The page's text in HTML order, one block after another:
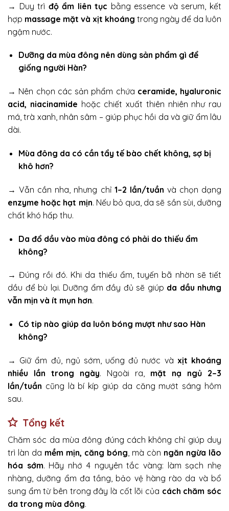
→ Duy trì độ ẩm liên tục bằng essence và serum, kết
hợp massage mặt và xịt khoáng trong ngày để da luôn
ngậm nước.
Dưỡng da mùa đông nên dùng sản phẩm gì để
giống người Hàn?
→ Nên chọn các sản phẩm chứa ceramide, hyaluronic
acid, niacinamide hoặc chiết xuất thiên nhiên như rau
má, trà xanh, nhân sâm – giúp phục hồi da và giữ ẩm lâu
dài.
Mùa đông da có cần tẩy tế bào chết không, sợ bị
khô hơn?
→ Vẫn cần nha, nhưng chỉ 1–2 lần/tuần và chọn dạng
enzyme hoặc hạt mịn. Nếu bỏ qua, da sẽ sần sùi, dưỡng
chất khó hấp thu.
Da đổ dầu vào mùa đông có phải do thiếu ẩm
không?
→ Đúng rồi đó. Khi da thiếu ẩm, tuyến bã nhờn sẽ tiết
dầu để bù lại. Dưỡng ẩm đầy đủ sẽ giúp da dầu nhưng
vẫn mịn và ít mụn hơn.
Có tip nào giúp da luôn bóng mượt như sao Hàn
không?
→ Giữ ẩm đủ, ngủ sớm, uống đủ nước và xịt khoáng
nhiều lần trong ngày. Ngoài ra, mặt nạ ngủ 2–3
lần/tuần cũng là bí kíp giúp da căng mướt sáng hôm
sau.
Tổng kết
Chăm sóc da mùa đông đúng cách không chỉ giúp duy
trì làn da mềm mịn, căng bóng, mà còn ngăn ngừa lão
hóa sớm. Hãy nhớ 4 nguyên tắc vàng: làm sạch nhẹ
nhàng, dưỡng ẩm đa tầng, bảo vệ hàng rào da và bổ
sung ẩm từ bên trong đây là cốt lõi của cách chăm sóc
da trong mùa đông.